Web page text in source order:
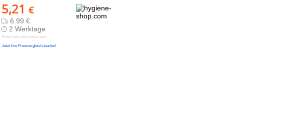
5,21 €
6.99 €
2 Werktage
Preis kann jetzt höher sein
Jetzt live Preisvergleich starten!